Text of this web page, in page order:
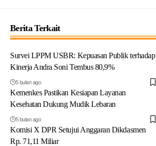
Berita Terkait
Survei LPPM USBR: Kepuasan Publik terhadap
Kinerja Andra Soni Tembus 80,9%
5 bulan ago
Kemenkes Pastikan Kesiapan Layanan
Kesehatan Dukung Mudik Lebaran
5 bulan ago
Komisi X DPR Setujui Anggaran Dikdasmen
Rp. 71,11 Miliar